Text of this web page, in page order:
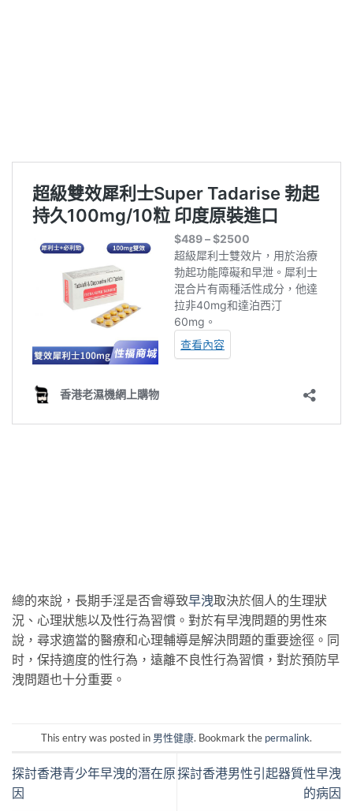
總的來說，長期手淫是否會導致早洩取決於個人的生理狀
況、心理狀態以及性行為習慣。對於有早洩問題的男性來
說，尋求適當的醫療和心理輔導是解決問題的重要途徑。同
时，保持適度的性行為，遠離不良性行為習慣，對於預防早
洩問題也十分重要。
This entry was posted in 男性健康. Bookmark the permalink.
探討香港青少年早洩的潛在原
因
探討香港男性引起器質性早洩
的病因